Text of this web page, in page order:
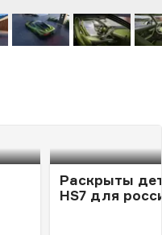
Раскрыты
HS7 для